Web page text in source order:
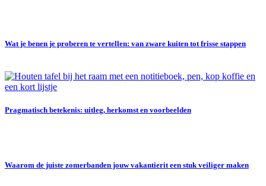
Wat je benen je proberen te vertellen: van zware kuiten tot frisse stappen
Pragmatisch betekenis: uitleg, herkomst en voorbeelden
Waarom de juiste zomerbanden jouw vakantierit een stuk veiliger maken